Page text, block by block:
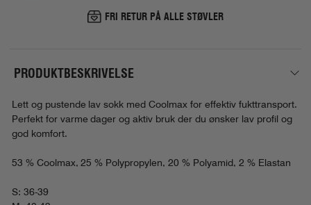
FRI RETUR PÅ ALLE STØVLER
PRODUKTBESKRIVELSE
Lett og pustende lav sokk med Coolmax for effektiv fukttransport.
Perfekt for varme dager og aktiv bruk der du ønsker lav profil og
god komfort.
53 % Coolmax, 25 % Polypropylen, 20 % Polyamid, 2 % Elastan
S: 36-39